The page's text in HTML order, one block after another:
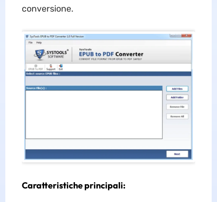
conversione.
Caratteristiche principali: